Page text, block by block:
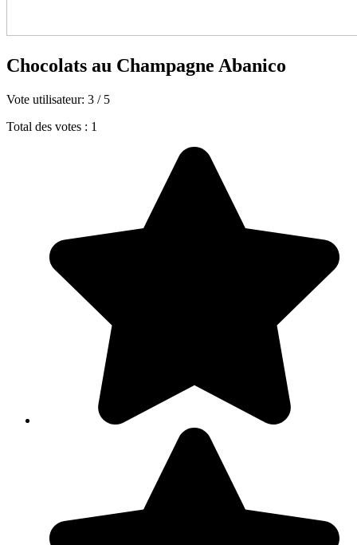
Chocolats au Champagne Abanico
Vote utilisateur: 3 / 5
Total des votes : 1